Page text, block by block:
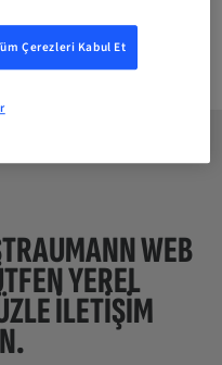
WEB
YEREL
ILETIŞIM
Çerezleri Kabul Et